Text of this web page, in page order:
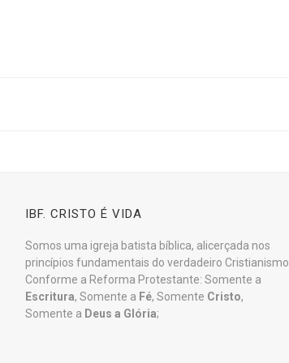
IBF. CRISTO É VIDA
Somos uma igreja batista bíblica, alicerçada nos
princípios fundamentais do verdadeiro Cristianismo.
Conforme a Reforma Protestante: Somente a
Escritura, Somente a Fé, Somente Cristo,
Somente a Deus a Glória;